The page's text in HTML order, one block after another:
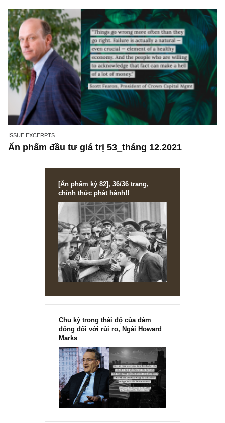
không chuyên nghĩ?
Ấn phẩm đầu tư giá trị 53_tháng 12.2021
[Ấn phẩm kỳ 82], 36/36 trang,
chính thức phát hành!!
Chu kỳ trong thái độ của đám
đông đối với rủi ro, Ngài Howard
Marks